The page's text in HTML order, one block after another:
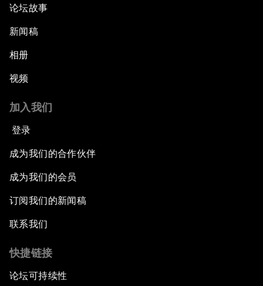
论坛故事
新闻稿
相册
视频
加入我们
登录
成为我们的合作伙伴
成为我们的会员
订阅我们的新闻稿
联系我们
快捷链接
论坛可持续性